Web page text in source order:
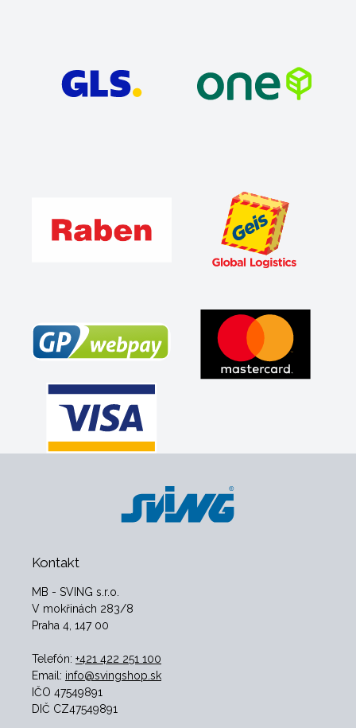
Kontakt
MB - SVING s.r.o.
V mokřinách 283/8
Praha 4, 147 00
Telefón: +421 422 251 100
Email: info@svingshop.sk
IČO 47549891
DIČ CZ47549891